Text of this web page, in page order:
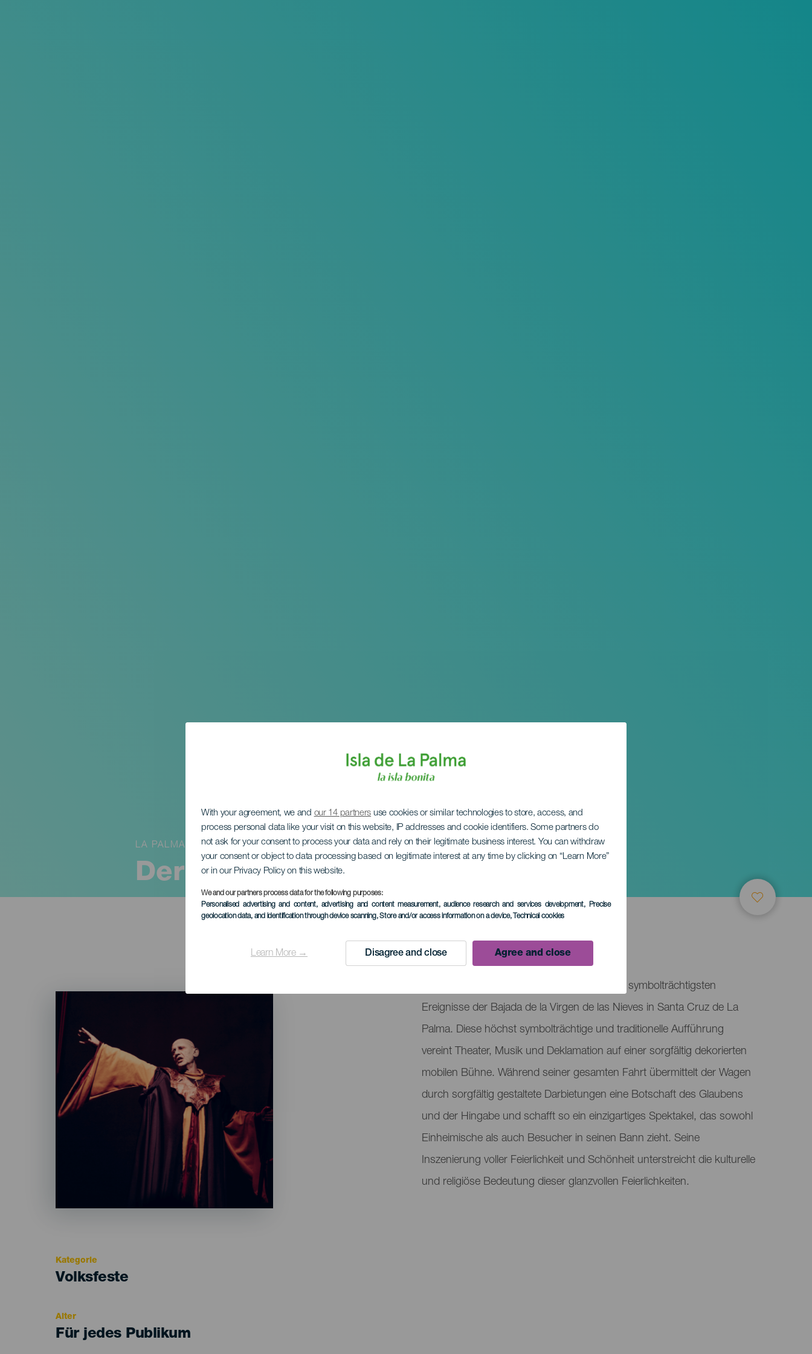
With your agreement, we and our 14 partners use cookies or similar technologies to store, access, and
process personal data like your visit on this website, IP addresses and cookie identifiers. Some partners do
not ask for your consent to process your data and rely on their legitimate business interest. You can withdraw
your consent or object to data processing based on legitimate interest at any time by clicking on “Learn More”
or in our Privacy Policy on this website.
We and our partners process data for the following purposes:
Personalised advertising and content, advertising and content measurement, audience research and services development, Precise
geolocation data, and identification through device scanning, Store and/or access information on a device, Technical cookies
Learn More → Disagree and close Agree and close
Der allegorische Triumphwagen
LA PALMA
Imagen
Listado
July 2030
Localidad
Santa Cruz de La Palma
del
evento
Der allegorische Triumphwagen ist eines der symbolträchtigsten
Ereignisse der Bajada de la Virgen de las Nieves in Santa Cruz de La
Palma. Diese höchst symbolträchtige und traditionelle Aufführung
vereint Theater, Musik und Deklamation auf einer sorgfältig dekorierten
mobilen Bühne. Während seiner gesamten Fahrt übermittelt der Wagen
durch sorgfältig gestaltete Darbietungen eine Botschaft des Glaubens
und der Hingabe und schafft so ein einzigartiges Spektakel, das sowohl
Einheimische als auch Besucher in seinen Bann zieht. Seine
Inszenierung voller Feierlichkeit und Schönheit unterstreicht die kulturelle
und religiöse Bedeutung dieser glanzvollen Feierlichkeiten.
Kategorie
Categoría
Volksfeste
Alter
Edad
Für jedes Publikum